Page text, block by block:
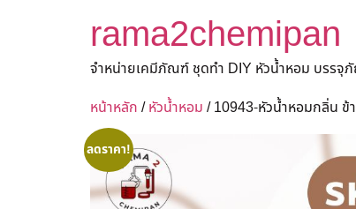
rama2chemipan
จำหน่ายเคมีภัณฑ์ ชุดทำ DIY หัวน้ำหอม บรรจุ
หน้าหลัก /หัวน้ำหอม / 10943-หัวน้ำหอมกลิ่น ข้
ลดราคา!